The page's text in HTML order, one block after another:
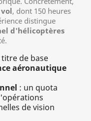
vol, dont 150 heures
distingue
d'hélicoptères
titre de base
aéronautique
: un quota
de vision